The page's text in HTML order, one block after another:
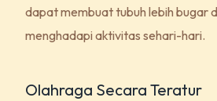
dapat membuat tubuh lebih bugar
menghadapi aktivitas sehari-hari.
Olahraga Secara Teratur